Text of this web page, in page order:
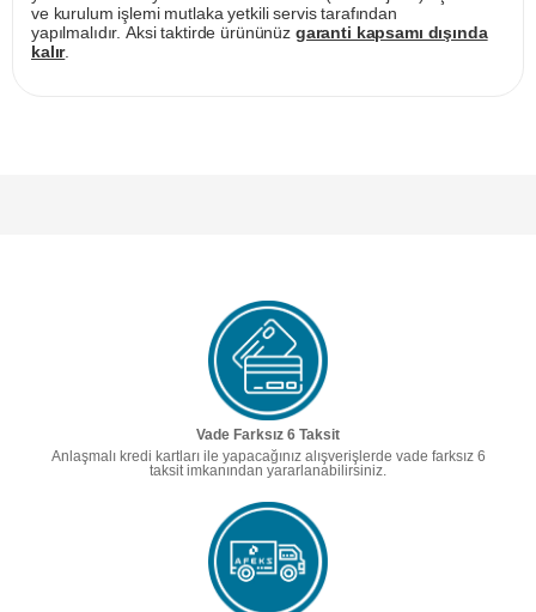
ve kurulum işlemi mutlaka yetkili servis tarafından
yapılmalıdır. Aksi taktirde ürününüz garanti kapsamı dışında
kalır.
Vade Farksız 6 Taksit
Anlaşmalı kredi kartları ile yapacağınız alışverişlerde vade farksız 6
taksit imkanından yararlanabilirsiniz.